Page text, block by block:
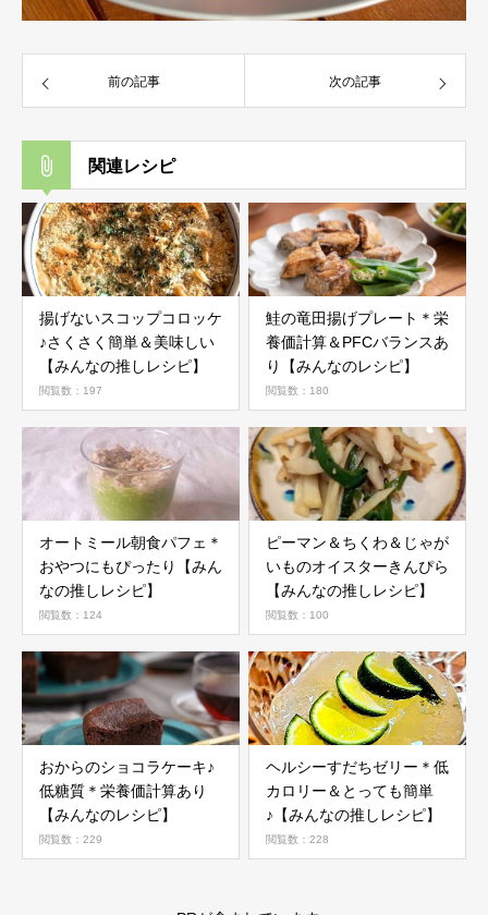
前の記事 次の記事
関連レシピ
揚げないスコップコロッケ
♪さくさく簡単＆美味しい
【みんなの推しレシピ】
閲覧数：197
鮭の竜田揚げプレート＊栄
養価計算＆PFCバランスあ
り【みんなのレシピ】
閲覧数：180
オートミール朝食パフェ＊
おやつにもぴったり【みん
なの推しレシピ】
閲覧数：124
ピーマン＆ちくわ＆じゃが
いものオイスターきんぴら
【みんなの推しレシピ】
閲覧数：100
おからのショコラケーキ♪
低糖質＊栄養価計算あり
【みんなのレシピ】
閲覧数：229
ヘルシーすだちゼリー＊低
カロリー＆とっても簡単
♪【みんなの推しレシピ】
閲覧数：228